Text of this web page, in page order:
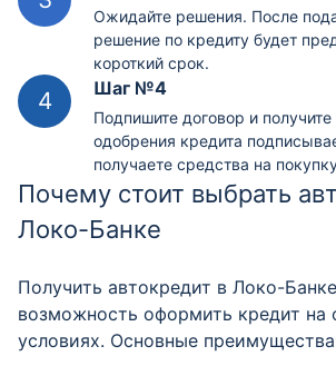
Ожидайте решения. После
решение по кредиту будет
короткий срок.
Шаг №4
Подпишите договор и
одобрения кредита
получаете средства на
Почему стоит выбрать
Локо-Банке
Получить автокредит в Локо-
возможность оформить кредит на
условиях. Основные